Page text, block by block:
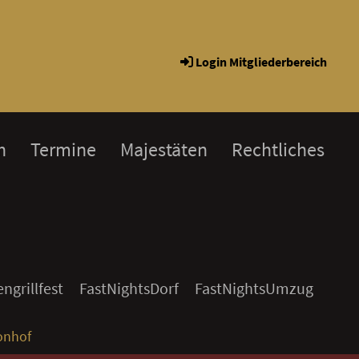
Login Mitgliederbereich
Termine Majestäten Rechtliches
FastNightsDorf FastNightsUmzug